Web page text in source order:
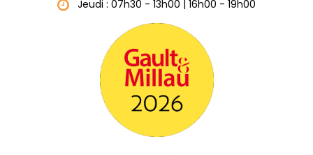
Jeudi : 07h30 - 13h00 | 16h00 - 19h00